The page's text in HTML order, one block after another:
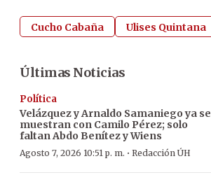
Cucho Cabaña Ulises Quintana
Últimas Noticias
Política
Velázquez y Arnaldo Samaniego ya se
muestran con Camilo Pérez; solo
faltan Abdo Benítez y Wiens
Agosto 7, 2026 10:51 p. m. · Redacción ÚH